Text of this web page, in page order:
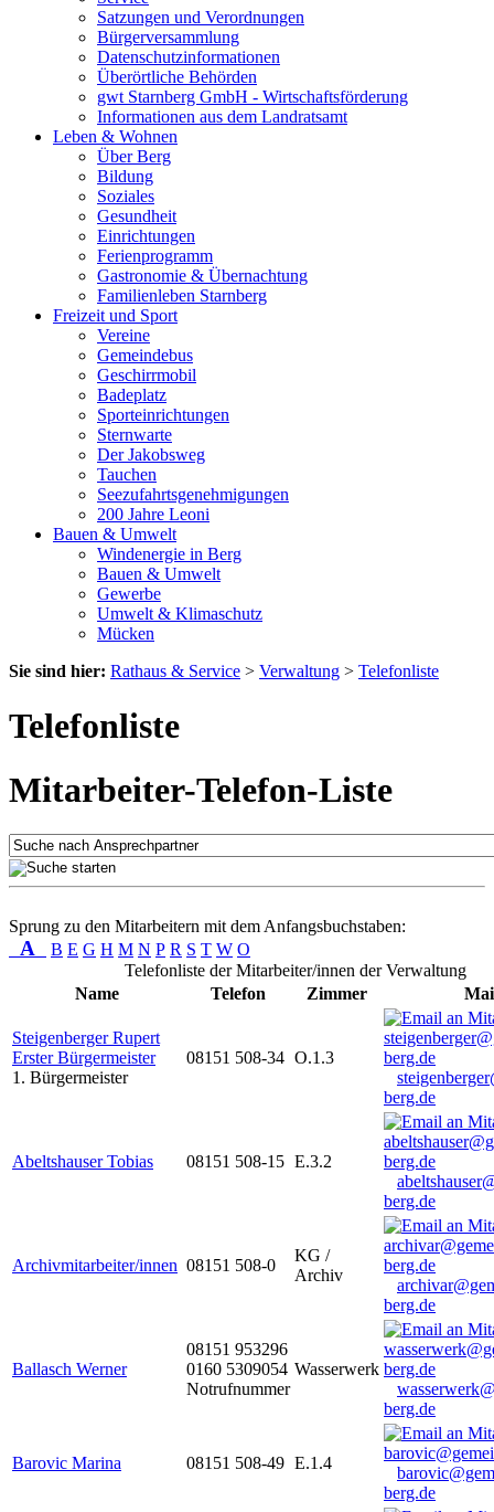
Satzungen und Verordnungen
Bürgerversammlung
Datenschutzinformationen
Überörtliche Behörden
gwt Starnberg GmbH - Wirtschaftsförderung
Informationen aus dem Landratsamt
Leben & Wohnen
Über Berg
Bildung
Soziales
Gesundheit
Einrichtungen
Ferienprogramm
Gastronomie & Übernachtung
Familienleben Starnberg
Freizeit und Sport
Vereine
Gemeindebus
Geschirrmobil
Badeplatz
Sporteinrichtungen
Sternwarte
Der Jakobsweg
Tauchen
Seezufahrtsgenehmigungen
200 Jahre Leoni
Bauen & Umwelt
Windenergie in Berg
Bauen & Umwelt
Gewerbe
Umwelt & Klimaschutz
Mücken
Sie sind hier: Rathaus & Service > Verwaltung > Telefonliste
Telefonliste
Mitarbeiter-Telefon-Liste
Sprung zu den Mitarbeitern mit dem Anfangsbuchstaben:
A B E G H M N P R S T W O
Telefonliste der Mitarbeiter/innen der Verwaltung
Name
Telefon Zimmer
Steigenberger Rupert
Erster Bürgermeister
1. Bürgermeister
08151 508-34 O.1.3
berg.de
Abeltshauser Tobias 08151 508-15 E.3.2
berg.de
Archivmitarbeiter/innen 08151 508-0
KG /
Archiv
berg.de
Ballasch Werner
08151 953296
0160 5309054
Notrufnummer
Wasserwerk
berg.de
Barovic Marina 08151 508-49 E.1.4
berg.de